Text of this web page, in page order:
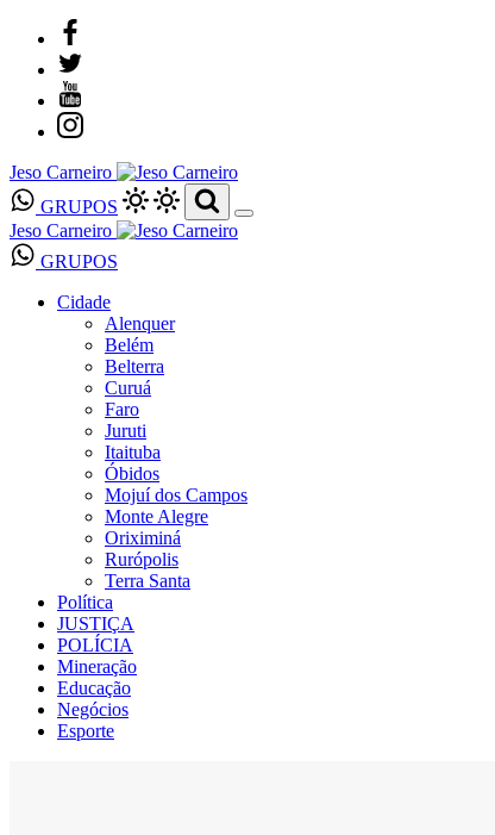
Jeso Carneiro
GRUPOS
Jeso Carneiro
GRUPOS
Cidade
Alenquer
Belém
Belterra
Curuá
Faro
Juruti
Itaituba
Óbidos
Mojuí dos Campos
Monte Alegre
Oriximiná
Rurópolis
Terra Santa
Política
JUSTIÇA
POLÍCIA
Mineração
Educação
Negócios
Esporte